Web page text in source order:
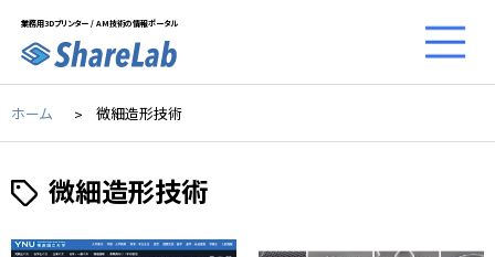
業務用3Dプリンター / AM技術の情報ポータル
ホーム 微細造形技術
微細造形技術